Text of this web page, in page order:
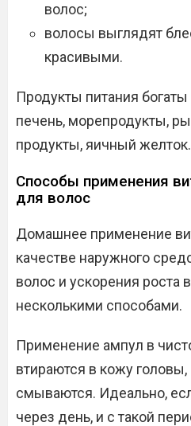
волос;
волосы выглядят
красивыми.
Продукты питания
печень, морепродукты,
продукты, яичный желток.
Способы применения
для волос
Домашнее применение
качестве наружного
волос и ускорения роста
несколькими способами.
Применение ампул в
втираются в кожу
смываются. Идеально,
через день, и с такой